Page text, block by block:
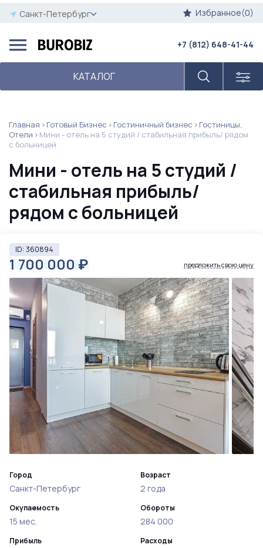
Санкт-Петербург Избранное(0)
КАТАЛОГ
+7 (812) 648-41-44
Главная Готовый Бизнес Гостиничный бизнес
Гостиницы,
Отели
Мини - отель на 5 студий / стабильная прибыль/ рядом
с больницей
Мини - отель на 5 студий /
стабильная прибыль/
рядом с больницей
ID: 360894
1 700 000 ₽ предложить свою цену
Город
Санкт-Петербург
Окупаемость
15 мес.
Прибыль
Возраст
2 года
Обороты
284 000
Расходы